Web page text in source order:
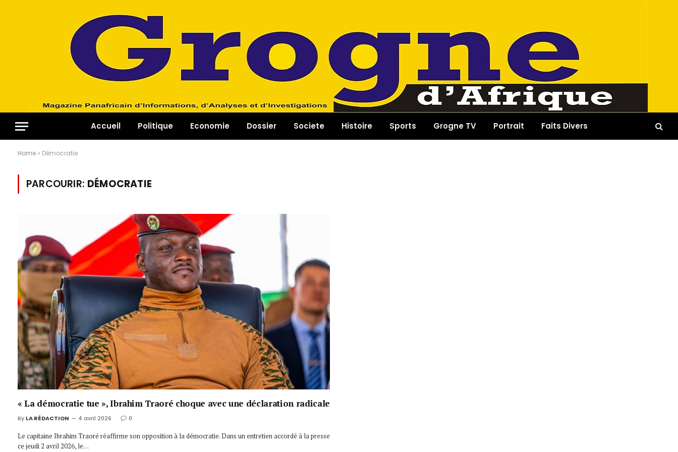
Accueil Politique Economie Dossier Societe Histoire Sports Grogne TV Portrait Faits Divers
Home » Démocratie
PARCOURIR: DÉMOCRATIE
« La démocratie tue », Ibrahim Traoré choque avec une déclaration radicale
By LA RÉDACTION 4 avril 2026 0
Le capitaine Ibrahim Traoré réaffirme son opposition à la démocratie. Dans un entretien accordé à la presse
ce jeudi 2 avril 2026, le…